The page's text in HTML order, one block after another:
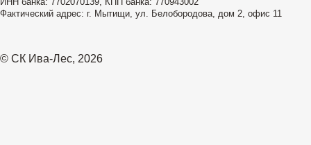
Фактический адрес: г. Мытищи, ул. Белобородова, дом 2, офис 11
© СК Ива-Лес, 2026